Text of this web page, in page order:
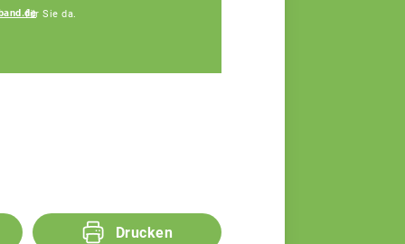
für Sie da.
Drucken